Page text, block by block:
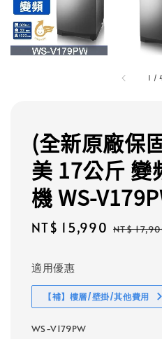
1 /
(全新原廠保
美 17公斤 變
機 WS-
Sale
NT$ 15,990 NT$
適用優惠
【補】樓層/壁掛/其他費用
WS-V179PW